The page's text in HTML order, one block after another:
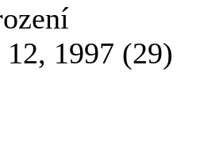
12, 1997 (29)